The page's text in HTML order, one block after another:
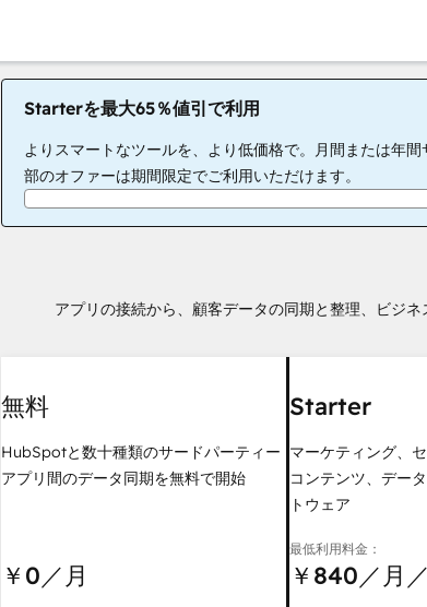
Starterを最大65％値引で利用
よりスマートなツールを、より低価格で。月間または年
部のオファーは期間限定でご利用いただけます。
アプリの接続から、顧客データの同期と整理、ビジ
無料
HubSpotと数十種類のサードパーティー
アプリ間のデータ同期を無料で開始
￥0／月
Starter
マーケティング、
コンテンツ、デー
トウェア
最低利用料金：
￥840／月